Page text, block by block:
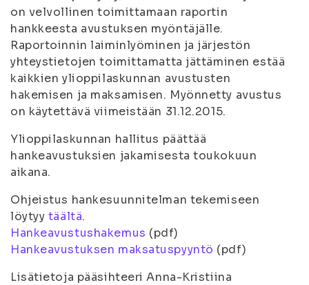
on velvollinen toimittamaan raportin
hankkeesta avustuksen myöntäjälle.
Raportoinnin laiminlyöminen ja järjestön
yhteystietojen toimittamatta jättäminen estää
kaikkien ylioppilaskunnan avustusten
hakemisen ja maksamisen. Myönnetty avustus
on käytettävä viimeistään 31.12.2015.
Ylioppilaskunnan hallitus päättää
hankeavustuksien jakamisesta toukokuun
aikana.
Ohjeistus hankesuunnitelman tekemiseen
löytyy täältä.
Hankeavustushakemus (pdf)
Hankeavustuksen maksatuspyyntö (pdf)
Lisätietoja pääsihteeri Anna-Kristiina